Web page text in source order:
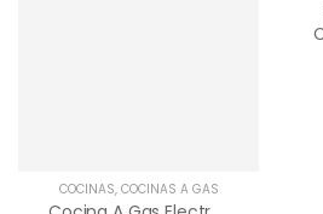
Privado: Encimera
A Gas RCA 5
COCINAS, COCINAS A GAS